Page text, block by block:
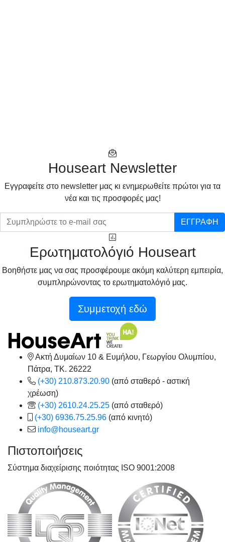
Houseart Newsletter
Eγγραφείτε στο newsletter μας κι ενημερωθείτε πρώτοι για τα
νέα και τις προσφορές μας!
ΕΓΓΡΑΦΗ
Ερωτηματολόγιό Houseart
Βοηθήστε μας να σας προσφέρουμε ακόμη καλύτερη εμπειρία,
συμπληρώνοντας το ερωτηματολόγιό μας.
Συμμετοχή εδώ
Ακτή Δυμαίων 10 & Ευμήλου, Γεωργίου Ολυμπίου,
Πάτρα, TK. 26222
(+30) 210.873.20.90 (από σταθερό - αστική
χρέωση)
(+30) 2610.24.25.25 (από σταθερό)
(+30) 6936.75.25.96 (από κινητό)
info@houseart.gr
Πιστοποιήσεις
Σύστημα διαχείρισης ποιότητας ISO 9001:2008